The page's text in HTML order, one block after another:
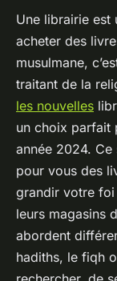
Une librairie est
acheter des
musulmane,
traitant de la
les nouvelles
un choix parfait
année 2024.
pour vous des
grandir votre
leurs magasins
abordent
hadiths, le fiqh